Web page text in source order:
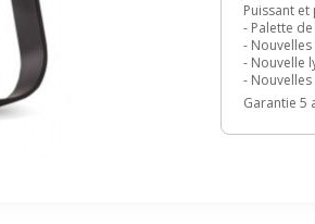
Puissant
- Palette
- Nouvelles
- Nouvelle
-
Garantie 5